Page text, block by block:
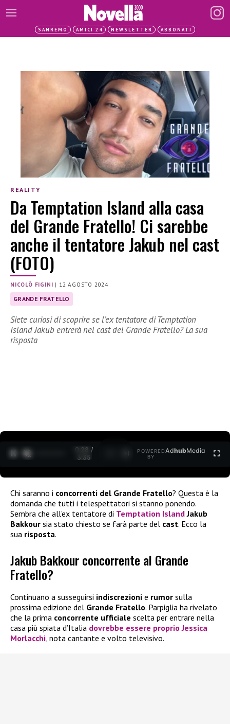
SANREMO AMICI 24 NEWSLETTER ABBONATI
REALITY
Da Temptation Island alla casa
del Grande Fratello! Ci sarebbe
anche il tentatore Jakub nel cast
(FOTO)
NICOLÒ FIGINI | 12 AGOSTO 2024
GRANDE FRATELLO
Siete curiosi di scoprire se l’ex tentatore di Temptation
Island Jakub entrerà nel cast del Grande Fratello? La sua
risposta
0:30 /
3:35
POWERED
BY
AdhubMedia
Chi saranno i concorrenti del Grande Fratello? Questa è la
domanda che tutti i telespettatori si stanno ponendo.
Sembra che all’ex tentatore di Temptation Island Jakub
Bakkour sia stato chiesto se farà parte del cast. Ecco la
sua risposta.
Jakub Bakkour concorrente al Grande
Fratello?
Continuano a susseguirsi indiscrezioni e rumor sulla
prossima edizione del Grande Fratello. Parpiglia ha rivelato
che la prima concorrente ufficiale scelta per entrare nella
casa più spiata d’Italia dovrebbe essere proprio Jessica
Morlacchi, nota cantante e volto televisivo.